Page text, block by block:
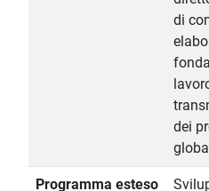
di
dei
Programma esteso